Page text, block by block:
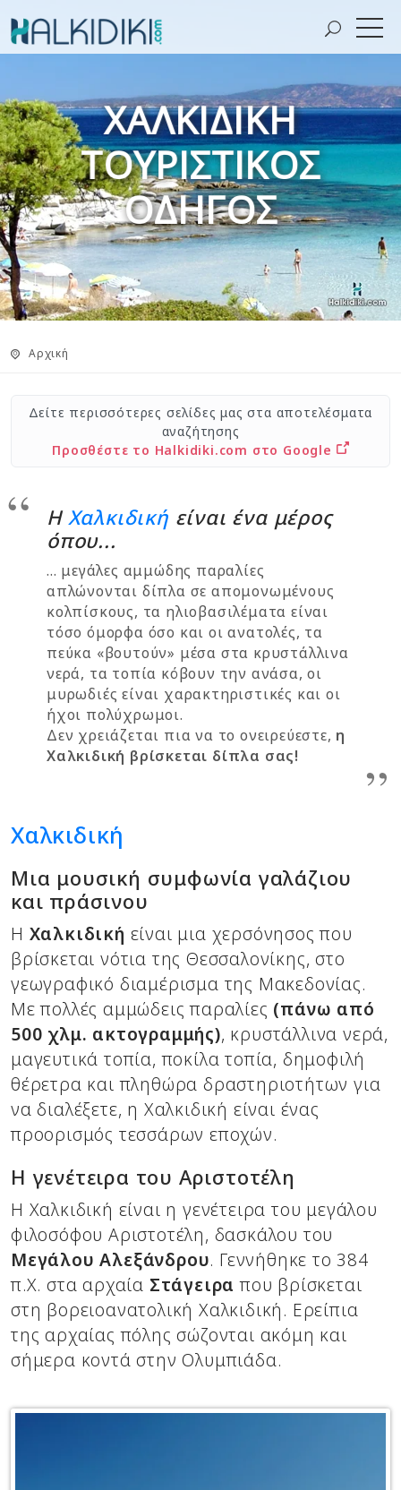
ΧΑΛΚΙΔΙΚΉ
ΤΟΥΡΙΣΤΙΚΌΣ
ΟΔΗΓΌΣ
Αρχική
Δείτε περισσότερες σελίδες μας στα αποτελέσματα
αναζήτησης
Προσθέστε το Halkidiki.com στο Google
ΗΧαλκιδική είναι ένα μέρος
όπου...
... μεγάλες αμμώδης παραλίες
απλώνονται δίπλα σε απομονωμένους
κολπίσκους, τα ηλιοβασιλέματα είναι
τόσο όμορφα όσο και οι ανατολές, τα
πεύκα «βουτούν» μέσα στα κρυστάλλινα
νερά, τα τοπία κόβουν την ανάσα, οι
μυρωδιές είναι χαρακτηριστικές και οι
ήχοι πολύχρωμοι.
Δεν χρειάζεται πια να το ονειρεύεστε, η
Χαλκιδική βρίσκεται δίπλα σας!
Χαλκιδική
Mια μουσική συμφωνία γαλάζιου
και πράσινου
Η Χαλκιδική είναι μια χερσόνησος που
βρίσκεται νότια της Θεσσαλονίκης, στο
γεωγραφικό διαμέρισμα της Μακεδονίας.
Με πολλές αμμώδεις παραλίες (πάνω από
500 χλμ. ακτογραμμής), κρυστάλλινα νερά,
μαγευτικά τοπία, ποκίλα τοπία, δημοφιλή
θέρετρα και πληθώρα δραστηριοτήτων για
να διαλέξετε, η Χαλκιδική είναι ένας
προορισμός τεσσάρων εποχών.
Η γενέτειρα του Αριστοτέλη
Η Χαλκιδική είναι η γενέτειρα του μεγάλου
φιλοσόφου Αριστοτέλη, δασκάλου του
Μεγάλου Αλεξάνδρου. Γεννήθηκε το 384
π.Χ. στα αρχαία Στάγειρα που βρίσκεται
στη βορειοανατολική Χαλκιδική. Ερείπια
της αρχαίας πόλης σώζονται ακόμη και
σήμερα κοντά στην Ολυμπιάδα.